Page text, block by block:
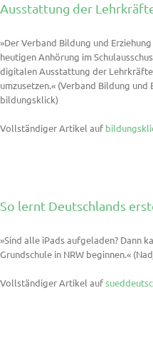
Ausstattung der
»Der Verband Bildung und
heutigen Anhörung im
digitalen Ausstattung der
umzusetzen.« (Verband Bildung und
bildungsklick)
Vollständiger Artikel auf
So lernt Deutschlands
»Sind alle iPads aufgeladen? Dann
Grundschule in NRW beginnen.«
Vollständiger Artikel auf